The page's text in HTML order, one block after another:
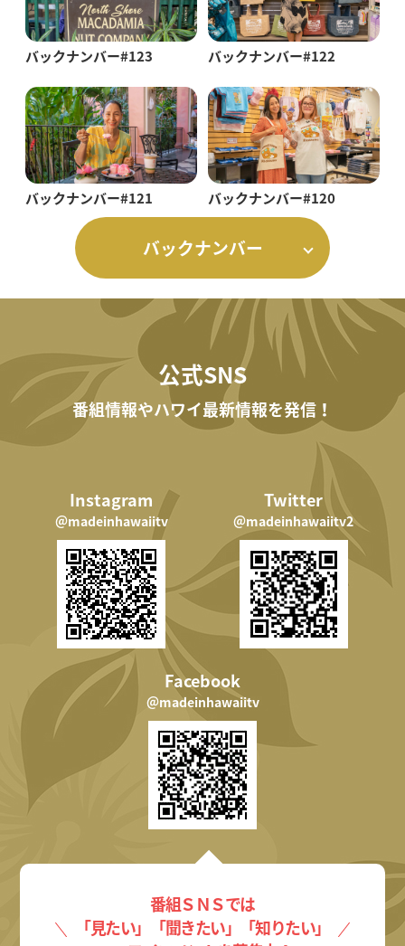
バックナンバー#123 バックナンバー#122
バックナンバー#121 バックナンバー#120
バックナンバー
公式SNS
番組情報やハワイ最新情報を発信！
Instagram
＠madeinhawaiitv
Twitter
＠madeinhawaiitv2
Facebook
＠madeinhawaiitv
番組ＳＮＳでは
「見たい」「聞きたい」「知りたい」